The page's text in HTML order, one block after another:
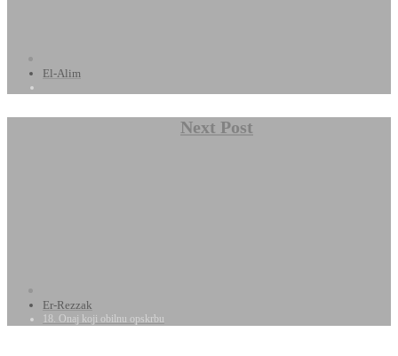
El-Alim
Next Post
Er-Rezzak
18. Onaj koji obilnu opskrbu